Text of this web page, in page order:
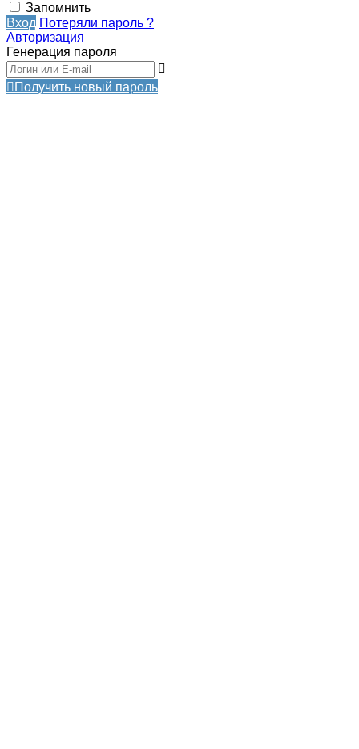
Запомнить
Вход Потеряли пароль ?
Авторизация
Генерация пароля
Получить новый пароль